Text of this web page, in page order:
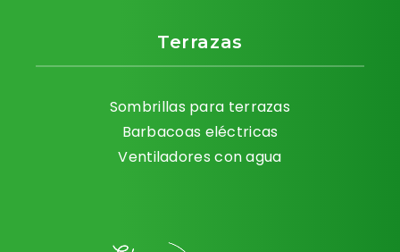
Terrazas
Sombrillas para terrazas
Barbacoas eléctricas
Ventiladores con agua